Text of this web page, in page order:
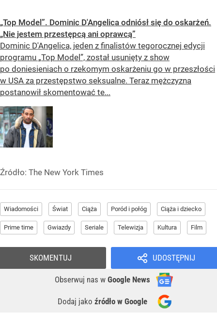
„Top Model”. Dominic D'Angelica odniósł się do oskarżeń.
„Nie jestem przestępcą ani oprawcą”
Dominic D'Angelica, jeden z finalistów tegorocznej edycji
programu „Top Model”, został usunięty z show
po doniesieniach o rzekomym oskarżeniu go w przeszłości
w USA za przestępstwo seksualne. Teraz mężczyzna
postanowił skomentować te...
Źródło: The New York Times
Wiadomości Świat Ciąża Poród i połóg Ciąża i dziecko
Prime time Gwiazdy Seriale Telewizja Kultura Film
UDOSTĘPNIJ
Obserwuj nas w Google News
Dodaj jako źródło w Google
SKOMENTUJ